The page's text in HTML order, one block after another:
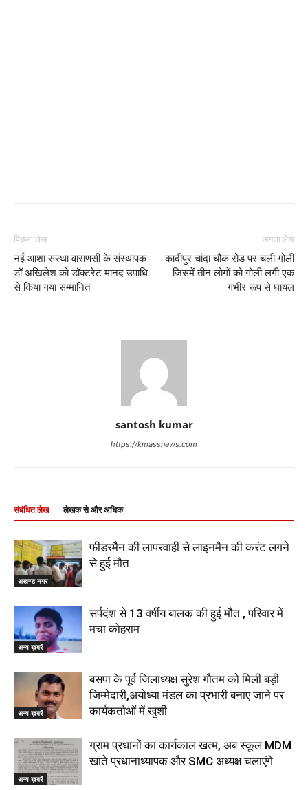
पिछला लेख
नई आशा संस्था वाराणसी के संस्थापक
डॉ अखिलेश को डॉक्टरेट मानद उपाधि
से किया गया सम्मानित
अगला लेख
कादीपुर चांदा चौक रोड पर चली गोली
जिसमें तीन लोगों को गोली लगी एक
गंभीर रूप से घायल
santosh kumar
https://kmassnews.com
संबंधित लेख लेखक से और अधिक
अखण्ड नगर
फीडरमैन की लापरवाही से लाइनमैन की करंट लगने
से हुई मौत
अन्य ख़बरें
सर्पदंश से 13 वर्षीय बालक की हुई मौत , परिवार में
मचा कोहराम
अन्य ख़बरें
बसपा के पूर्व जिलाध्यक्ष सुरेश गौतम को मिली बड़ी
जिम्मेदारी,अयोध्या मंडल का प्रभारी बनाए जाने पर
कार्यकर्ताओं में खुशी
अन्य ख़बरें
ग्राम प्रधानों का कार्यकाल खत्म, अब स्कूल MDM
खाते प्रधानाध्यापक और SMC अध्यक्ष चलाएंगे